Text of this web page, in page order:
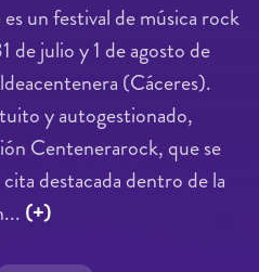
un festival de música rock
de julio y 1 de agosto de
(Cáceres).
y autogestionado,
Centenerarock, que se
destacada dentro de la
(+)